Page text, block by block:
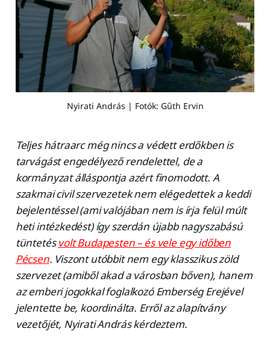
Nyirati András | Fotók: Gűth Ervin
Teljes hátraarc még nincs a védett erdőkben is
tarvágást engedélyező rendelettel, de a
kormányzat álláspontja azért finomodott. A
szakmai civil szervezetek nem elégedettek a keddi
bejelentéssel (ami valójában nem is írja felül múlt
heti intézkedést) így szerdán újabb nagyszabású
tüntetésvolt Budapesten – és vele egy időben
Pécsen. Viszont utóbbit nem egy klasszikus zöld
szervezet (amiből akad a városban bőven), hanem
az emberi jogokkal foglalkozó Emberség Erejével
jelentette be, koordinálta. Erről az alapítvány
vezetőjét, Nyirati András kérdeztem.